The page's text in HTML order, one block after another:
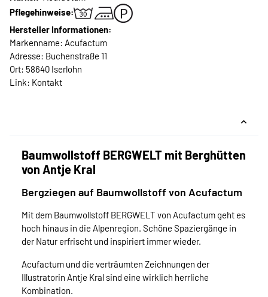
Pflegehinweise:
Hersteller Informationen:
Markenname: Acufactum
Adresse: Buchenstraße 11
Ort: 58640 Iserlohn
Link: Kontakt
Baumwollstoff BERGWELT mit Berghütten
von Antje Kral
Bergziegen auf Baumwollstoff von Acufactum
Mit dem Baumwollstoff BERGWELT von Acufactum geht es
hoch hinaus in die Alpenregion. Schöne Spaziergänge in
der Natur erfrischt und inspiriert immer wieder.
Acufactum und die verträumten Zeichnungen der
Illustratorin Antje Kral sind eine wirklich herrliche
Kombination.